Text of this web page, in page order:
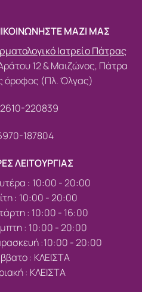
ΜΑΖΙ ΜΑΣ
Ιατρείο Πάτρας
12 & Μαιζώνος, Πάτρα
όροφος (Πλ. Όλγας)
2610-220839
187804
ΛΕΙΤΟΥΡΓΙΑΣ
: 10:00 - 20:00
: 10:00 - 20:00
: 10:00 - 16:00
: 10:00 - 20:00
:10:00 - 20:00
: ΚΛΕΙΣΤΑ
: ΚΛΕΙΣΤΑ